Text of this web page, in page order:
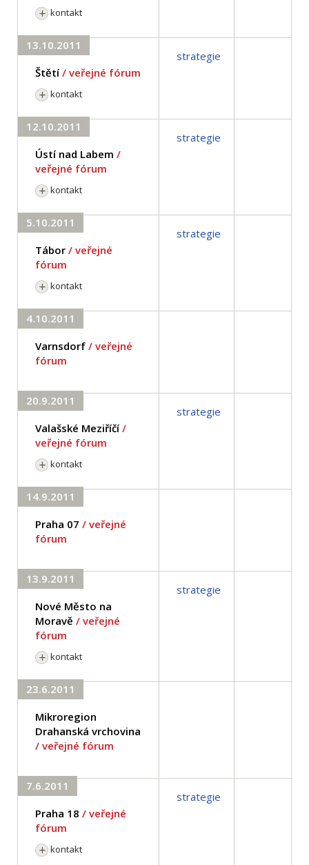
kontakt
13.10.2011
Štětí / veřejné fórum
kontakt
strategie
12.10.2011
Ústí nad Labem /
veřejné fórum
kontakt
strategie
5.10.2011
Tábor / veřejné
fórum
kontakt
strategie
4.10.2011
Varnsdorf / veřejné
fórum
20.9.2011
Valašské Meziříčí /
veřejné fórum
kontakt
strategie
14.9.2011
Praha 07 / veřejné
fórum
13.9.2011
Nové Město na
Moravě / veřejné
fórum
kontakt
strategie
23.6.2011
Mikroregion
Drahanská vrchovina
/ veřejné fórum
7.6.2011
Praha 18 / veřejné
fórum
kontakt
strategie